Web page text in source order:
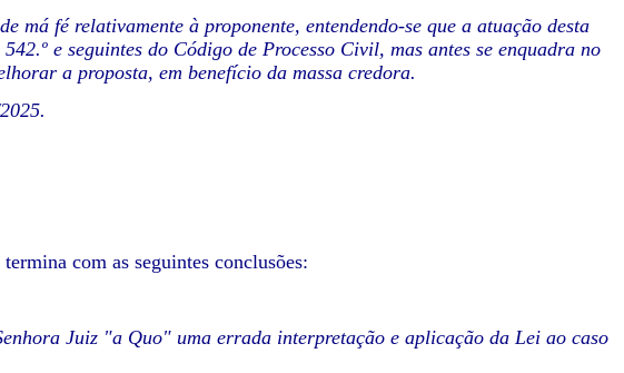
má fé relativamente à proponente, entendendo-se que a atuação desta
e seguintes do Código de Processo Civil, mas antes se enquadra no
a proposta, em benefício da massa credora.
com as seguintes conclusões:
Juiz "a Quo" uma errada interpretação e aplicação da Lei ao caso